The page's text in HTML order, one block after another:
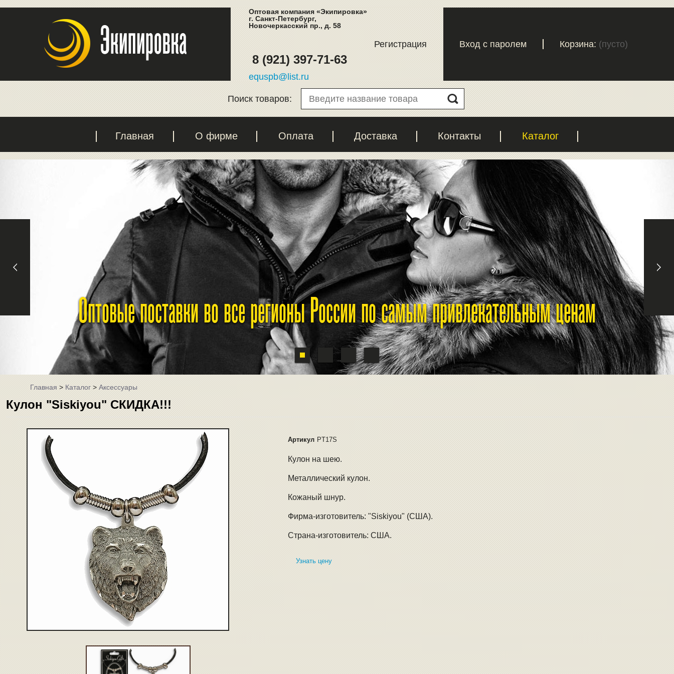
Оптовая компания «Экипировка»
г. Санкт-Петербург,
Новочеркасский пр., д. 58
8 (921) 397-71-63
equspb@list.ru
Регистрация Вход с паролем Корзина: (пусто)
Поиск товаров:
Главная О фирме Оплата Доставка Контакты Каталог
Оптовые поставки во все регионы России по самым привлекательным ценам
Главная>Каталог>Аксессуары
Кулон "Siskiyou" СКИДКА!!!
Артикул PT17S
Кулон на шею.
Металлический кулон.
Кожаный шнур.
Фирма-изготовитель: "Siskiyou" (США).
Страна-изготовитель: США.
Узнать цену